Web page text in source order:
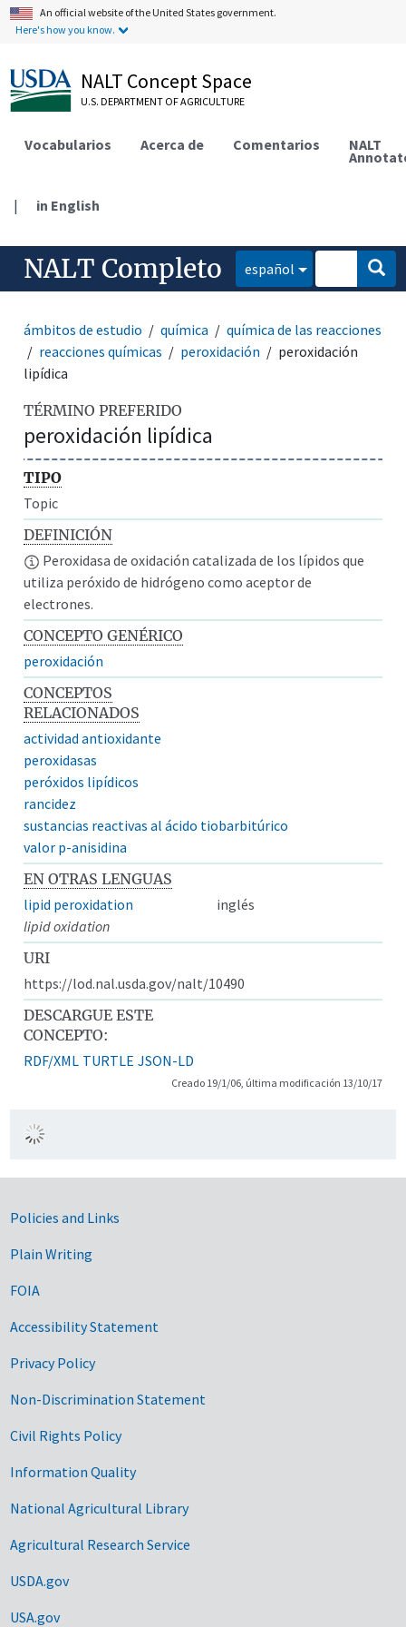
An official website of the United States government.
Here's how you know.
NALT Concept Space
U.S. DEPARTMENT OF AGRICULTURE
Vocabularios Acerca de Comentarios NALT
| in English
NALT Completo español
ámbitos de estudio química
química de las reacciones
reacciones químicas
peroxidación
peroxidación
lipídica
TÉRMINO PREFERIDO
peroxidación lipídica
TIPO
Topic
DEFINICIÓN
Peroxidasa de oxidación catalizada de los lípidos que
utiliza peróxido de hidrógeno como aceptor de
electrones.
CONCEPTO GENÉRICO
peroxidación
CONCEPTOS
RELACIONADOS
actividad antioxidante
peroxidasas
peróxidos lipídicos
rancidez
sustancias reactivas al ácido tiobarbitúrico
valor p-anisidina
EN OTRAS LENGUAS
lipid peroxidation
inglés
lipid oxidation
URI
https://lod.nal.usda.gov/nalt/10490
DESCARGUE ESTE
CONCEPTO:
RDF/XML TURTLE JSON-LD
Creado 19/1/06, última modificación 13/10/17
Government Links
Policies and Links
Plain Writing
FOIA
Accessibility Statement
Privacy Policy
Non-Discrimination Statement
Civil Rights Policy
Information Quality
National Agricultural Library
Agricultural Research Service
USDA.gov
USA.gov